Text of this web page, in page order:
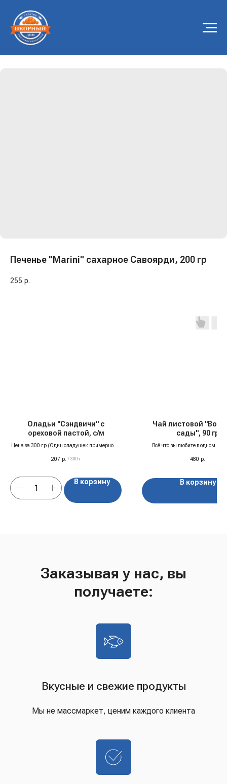
Печенье "Marini" сахарное Савоярди, 200 гр
255 р.
Оладьи "Сэндвичи" с
ореховой пастой, с/м
Цена за 300 гр (Один оладушек примерно 60
207 р. / 300 г
В корзину
Чай листовой
сады", 90 гр
Всё что вы любите в одном
480 р.
В корзину
Заказывая у нас, вы
получаете:
Вкусные и свежие продукты
Мы не массмаркет, ценим каждого клиента